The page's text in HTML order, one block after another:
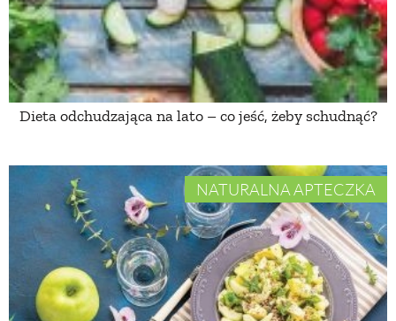
Dieta odchudzająca na lato – co jeść, żeby schudnąć?
NATURALNA APTECZKA